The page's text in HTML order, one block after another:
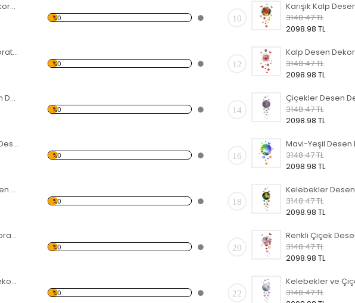
Floral Desen Dekoratif Saat
%0 10
3148.47 TL
2098.98 TL
Lale Desen Dekoratif Saat
%0 12
3148.47 TL
2098.98 TL
Küçük Kuş Desen Dekoratif Saat
%0 14
3148.47 TL
2098.98 TL
Kırmızı Çiçekler Desen Dekoratif Saat
%0 16
3148.47 TL
2098.98 TL
Toprak Lale Desen Dekoratif Saat
%0 18
3148.47 TL
2098.98 TL
Sign Desen Dekoratif Saat
%0 20
3148.47 TL
2098.98 TL
Puzzle Desen Dekoratif Saat
%0 22
3148.47 TL